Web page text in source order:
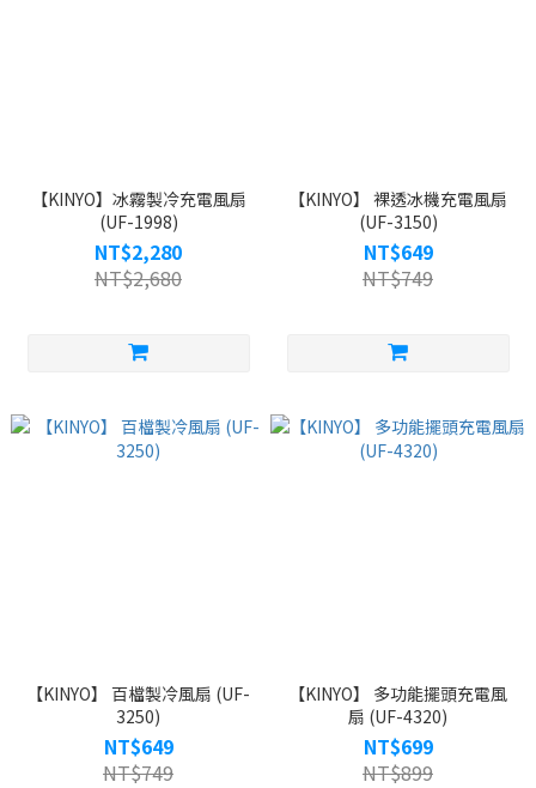
【KINYO】冰霧製冷充電風扇
(UF-1998)
NT$2,280
NT$2,680
【KINYO】 裸透冰機充電風扇
(UF-3150)
NT$649
NT$749
【KINYO】 百檔製冷風扇 (UF-
3250)
NT$649
NT$749
【KINYO】 多功能擺頭充電風
扇 (UF-4320)
NT$699
NT$899